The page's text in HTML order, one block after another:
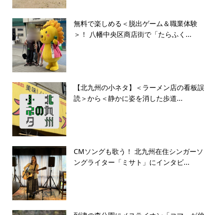
無料で楽しめる＜脱出ゲーム＆職業体験
＞！ 八幡中央区商店街で「たらふく...
【北九州の小ネタ】＜ラーメン店の看板誤
読＞から＜静かに姿を消した歩道...
CMソングも歌う！ 北九州在住シンガーソ
ングライター「ミサト」にインタビ...